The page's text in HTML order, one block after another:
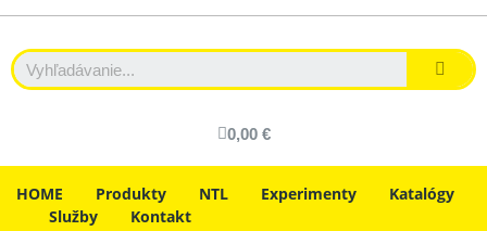
0,00 €
HOME Produkty NTL Experimenty
Katalógy
Služby
Kontakt